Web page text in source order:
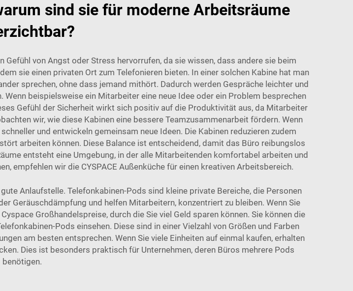
sind sie für moderne Arbeitsräume
von Angst oder Stress hervorrufen, da sie wissen, dass andere sie beim
sie einen privaten Ort zum Telefonieren bieten. In einer solchen Kabine hat man
sprechen, ohne dass jemand mithört. Dadurch werden Gespräche leichter und
beispielsweise ein Mitarbeiter eine neue Idee oder ein Problem besprechen
Gefühl der Sicherheit wirkt sich positiv auf die Produktivität aus, da Mitarbeiter
wir, wie diese Kabinen eine bessere Teamzusammenarbeit fördern. Wenn
und entwickeln gemeinsam neue Ideen. Die Kabinen reduzieren zudem
arbeiten können. Diese Balance ist entscheidend, damit das Büro reibungslos
entsteht eine Umgebung, in der alle Mitarbeitenden komfortabel arbeiten und
empfehlen wir die CYSPACE Außenküche für einen kreativen Arbeitsbereich.
Anlaufstelle. Telefonkabinen-Pods sind kleine private Bereiche, die Personen
Geräuschdämpfung und helfen Mitarbeitern, konzentriert zu bleiben. Wenn Sie
Großhandelspreise, durch die Sie viel Geld sparen können. Sie können die
Pods einsehen. Diese sind in einer Vielzahl von Größen und Farben
am besten entsprechen. Wenn Sie viele Einheiten auf einmal kaufen, erhalten
Dies ist besonders praktisch für Unternehmen, deren Büros mehrere Pods
benötigen.